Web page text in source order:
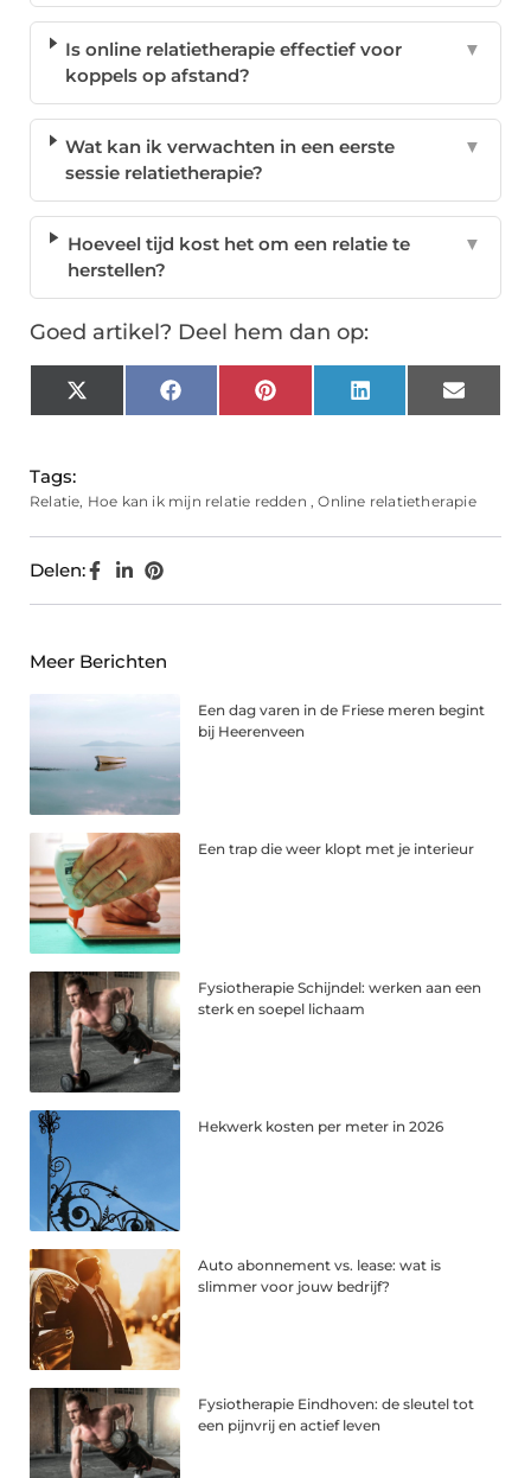
Is online relatietherapie effectief voor
koppels op afstand?
▼
Wat kan ik verwachten in een eerste
sessie relatietherapie?
▼
Hoeveel tijd kost het om een relatie te
herstellen?
▼
Goed artikel? Deel hem dan op:
X
(Twitter)
FacebookPinterest LinkedIn Email
Tags:
Relatie, Hoe kan ik mijn relatie redden ,Online relatietherapie
Delen:
Meer Berichten
Een dag varen in de Friese meren begint
bij Heerenveen
Een trap die weer klopt met je interieur
Fysiotherapie Schijndel: werken aan een
sterk en soepel lichaam
Hekwerk kosten per meter in 2026
Auto abonnement vs. lease: wat is
slimmer voor jouw bedrijf?
Fysiotherapie Eindhoven: de sleutel tot
een pijnvrij en actief leven